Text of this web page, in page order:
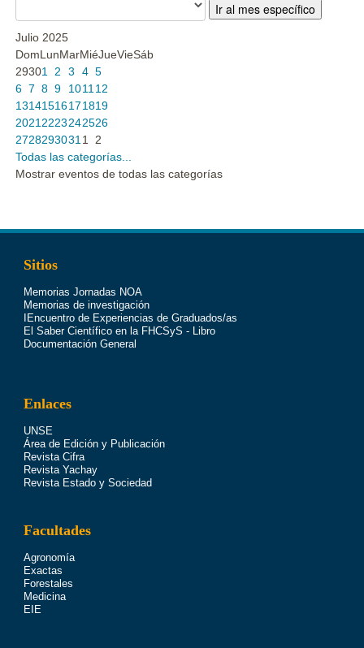
Ir al mes específico
Julio 2025
DomLunMarMiéJueVieSáb
29301 2 3 4 5
6 7 8 9 1011 12
13141516171819
2021 2223242526
2728293031 1
2
Todas las categorías...
Mostrar eventos de todas las categorías
Sitios
Memorias Jornadas NOA
Memorias de investigación
IEncuentro de Experiencias de Graduados/as
El Saber Científico en la FHCSyS - Libro
Documentación General
Enlaces
UNSE
Área de Edición y Publicación
Revista Cifra
Revista Yachay
Revista Estado y Sociedad
Facultades
Agronomía
Exactas
Forestales
Medicina
EIE